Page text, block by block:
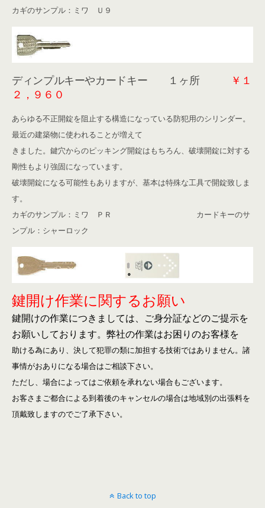
カギのサンプル：ミワ Ｕ９
ディンプルキーやカードキー １ヶ所
￥１
２，９６０
あらゆる不正開錠を阻止する構造になっている防犯用のシリンダー。
最近の建築物に使われることが増えて
きました。鍵穴からのピッキング開錠はもちろん、破壊開錠に対する
剛性もより強固になっています。
破壊開錠になる可能性もありますが、基本は特殊な工具で開錠致しま
す。
カギのサンプル：ミワ ＰＲ カードキーのサ
ンプル：シャーロック
鍵開け作業に関するお願い
鍵開けの作業につきましては、ご身分証などのご提示を
お願いしております。 弊社の作業はお困りのお客様を
助ける為にあり、決して犯罪の類に加担する技術ではありません。諸
事情がおありになる場合はご相談下さい。
ただし、場合によってはご依頼を承れない場合もございます。
お客さまご都合による到着後のキャンセルの場合は地域別の出張料を
頂戴致しますのでご了承下さい。
Back to top